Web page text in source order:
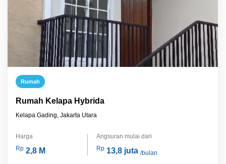
Rumah
Rumah Kelapa Hybrida
Kelapa Gading, Jakarta Utara
Harga
Rp 2,8 M
Angsuran mulai dari
Rp 13,8 juta /bulan